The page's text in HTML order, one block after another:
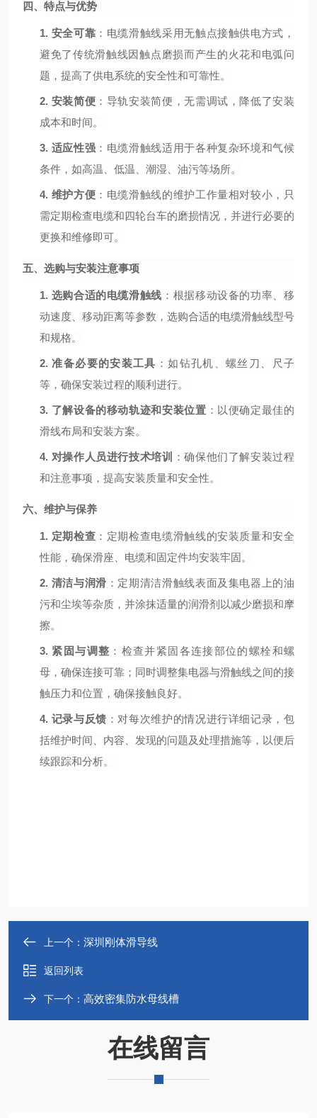
四、特点与优势
1. 安全可靠 ：电缆滑触线采用无触点接触供电方式，
避免了传统滑触线因触点磨损而产生的火花和电弧问
题，提高了供电系统的安全性和可靠性。
2. 安装简便 ：导轨安装简便，无需调试，降低了安装
成本和时间。
3. 适应性强 ：电缆滑触线适用于各种复杂环境和气候
条件，如高温、低温、潮湿、油污等场所。
4. 维护方便 ：电缆滑触线的维护工作量相对较小，只
需定期检查电缆和四轮台车的磨损情况，并进行必要的
更换和维修即可。
五、选购与安装注意事项
1. 选购合适的电缆滑触线 ：根据移动设备的功率、移
动速度、移动距离等参数，选购合适的电缆滑触线型号
和规格。
2.准备必要的安装工具 ：如钻孔机、螺丝刀、尺子
等，确保安装过程的顺利进行。
3. 了解设备的移动轨迹和安装位置 ：以便确定最佳的
滑线布局和安装方案。
4. 对操作人员进行技术培训
：确保他们了解安装过程
和注意事项，提高安装质量和安全性。
六、维护与保养
1. 定期检查 ：定期检查电缆滑触线的安装质量和安全
性能，确保滑座、电缆和固定件均安装牢固。
2. 清洁与润滑 ：定期清洁滑触线表面及集电器上的油
污和尘埃等杂质，并涂抹适量的润滑剂以减少磨损和摩
擦。
3. 紧固与调整 ：检查并紧固各连接部位的螺栓和螺
母，确保连接可靠；同时调整集电器与滑触线之间的接
触压力和位置，确保接触良好。
4. 记录与反馈 ：对每次维护的情况进行详细记录，包
括维护时间、内容、发现的问题及处理措施等，以便后
续跟踪和分析。
上一个： 深圳刚体滑导线
返回列表
下一个： 高效密集防水母线槽
在线留言